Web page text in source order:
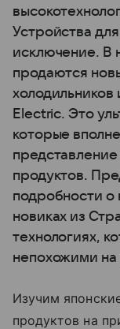
Устройства
исключение. В
продаются
Electric. Это
которые
продуктов.
подробности о
новиках из
технологиях,
непохожими на
Изучим
продуктов на